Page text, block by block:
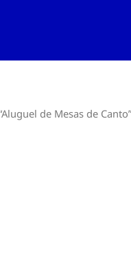
de Mesas de Canto”